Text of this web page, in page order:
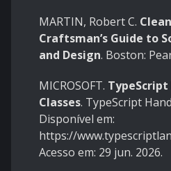
MARTIN, Robert C.
Craftsman’s Guide to
and Design. Boston:
MICROSOFT.
Classes. TypeScript
Disponível em:
https://
Acesso em: 29 jun. 2026.